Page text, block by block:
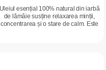
Uleiul esențial 100% natural din iarbă
de lămâie susține relaxarea minții,
concentrarea și o stare de calm. Este